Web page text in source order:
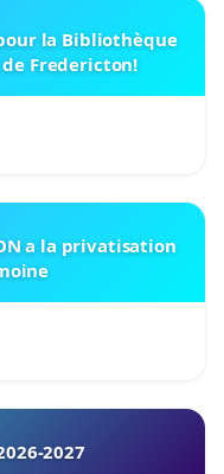
la Bibliothèque
Fredericton!
a la privatisation
2027